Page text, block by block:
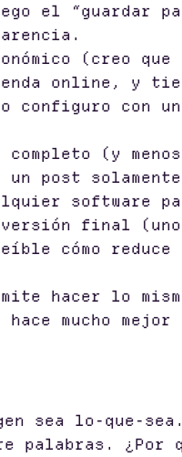
el “guardar
(creo
online, y
configuro con
completo (y
post
software
final
cómo
hacer lo
mucho
sea lo-que-
¿Por